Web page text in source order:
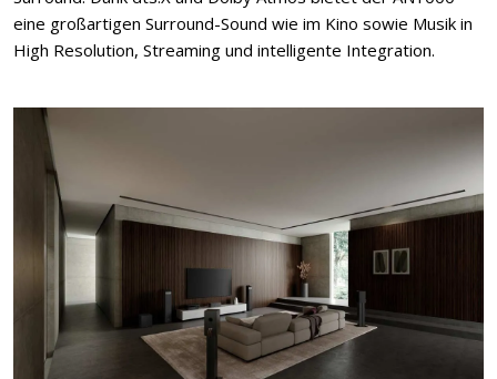
eine großartigen Surround-Sound wie im Kino sowie Musik in
High Resolution, Streaming und intelligente Integration.